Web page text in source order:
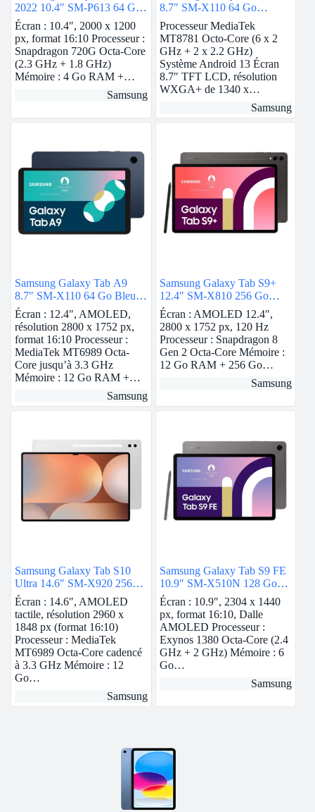
2022 10.4″ SM-P613 64 Go
Gris Wi-Fi
Écran : 10.4″, 2000 x 1200
px, format 16:10 Processeur :
Snapdragon 720G Octa-Core
(2.3 GHz + 1.8 GHz)
Mémoire : 4 Go RAM +…
Samsung
8.7″ SM-X110 64 Go
Graphite 4G
Processeur MediaTek
MT8781 Octo-Core (6 x 2
GHz + 2 x 2.2 GHz)
Système Android 13 Écran
8.7″ TFT LCD, résolution
WXGA+ de 1340 x…
Samsung
Samsung Galaxy Tab A9
8.7″ SM-X110 64 Go Bleu
Wi-Fi
Écran : 12.4″, AMOLED,
résolution 2800 x 1752 px,
format 16:10 Processeur :
MediaTek MT6989 Octa-
Core jusqu’à 3.3 GHz
Mémoire : 12 Go RAM +…
Samsung
Samsung Galaxy Tab S9+
12.4″ SM-X810 256 Go
Anthracite Wi-Fi
Écran : AMOLED 12.4″,
2800 x 1752 px, 120 Hz
Processeur : Snapdragon 8
Gen 2 Octa-Core Mémoire :
12 Go RAM + 256 Go…
Samsung
Samsung Galaxy Tab S10
Ultra 14.6″ SM-X920 256
Go Argent Wi-Fi
Écran : 14.6″, AMOLED
tactile, résolution 2960 x
1848 px (format 16:10)
Processeur : MediaTek
MT6989 Octa-Core cadencé
à 3.3 GHz Mémoire : 12
Go…
Samsung
Samsung Galaxy Tab S9 FE
10.9″ SM-X510N 128 Go
Anthracite 5G
Écran : 10.9″, 2304 x 1440
px, format 16:10, Dalle
AMOLED Processeur :
Exynos 1380 Octa-Core (2.4
GHz + 2 GHz) Mémoire : 6
Go…
Samsung